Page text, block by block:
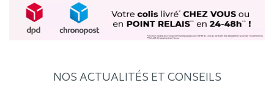
NOS ACTUALITÉS ET CONSEILS